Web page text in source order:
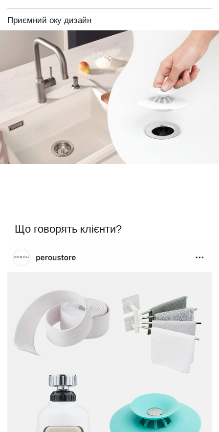
Приємний оку дизайн
Що говорять клієнти?